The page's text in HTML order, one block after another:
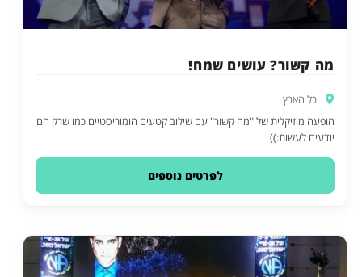
מה קשור? עושים שמח!
כל הארץ
הופעה מוזיקלית של "מה קשור" עם שילוב קטעים הומוריסטיים כמו שרק הם
יודעים לעשות:))
לפרטים נוספים